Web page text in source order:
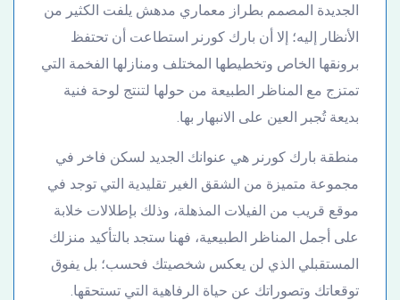
الجديدة المصمم بطراز معماري مدهش يلفت الكثير من
الأنظار إليه؛ إلا أن بارك كورنر استطاعت أن تحتفظ
برونقها الخاص وتخطيطها المختلف ومنازلها الفخمة التي
تمتزج مع المناظر الطبيعة من حولها لتنتج لوحة فنية
بديعة تُجبر العين على الانبهار بها.
منطقة بارك كورنر هي عنوانك الجديد لسكن فاخر في
مجموعة متميزة من الشقق الغير تقليدية التي توجد في
موقع قريب من الفيلات المذهلة، وذلك بإطلالات خلابة
على أجمل المناظر الطبيعية، فهنا ستجد بالتأكيد منزلك
المستقبلي الذي لن يعكس شخصيتك فحسب؛ بل يفوق
توقعاتك وتصوراتك عن حياة الرفاهية التي تستحقها.